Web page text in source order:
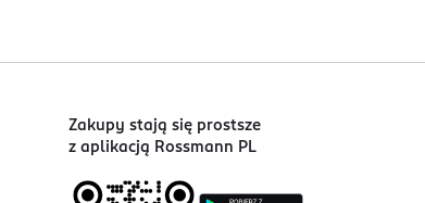
Zakupy stają się prostsze
z aplikacją Rossmann PL